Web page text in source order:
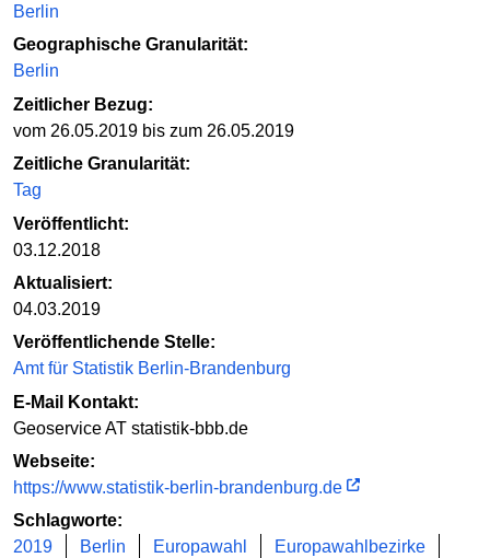
Berlin
Geographische Granularität:
Berlin
Zeitlicher Bezug:
vom 26.05.2019 bis zum 26.05.2019
Zeitliche Granularität:
Tag
Veröffentlicht:
03.12.2018
Aktualisiert:
04.03.2019
Veröffentlichende Stelle:
Amt für Statistik Berlin-Brandenburg
E-Mail Kontakt:
Geoservice AT statistik-bbb.de
Webseite:
https://www.statistik-berlin-brandenburg.de
Schlagworte:
2019
Berlin Europawahl
Europawahlbezirke